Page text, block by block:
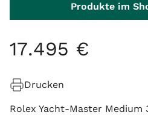
Produkte im
17.495 €
Drucken
Rolex Yacht-Master Medium